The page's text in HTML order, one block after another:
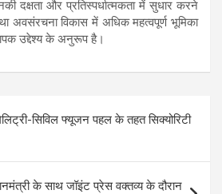
दक्षता और प्रतिस्पर्धात्मकता में सुधार करने
विकास में अधिक महत्वपूर्ण भूमिका
उद्देश्य के अनुरूप है।
सिविल फ्यूजन पहल के तहत सिक्योरिटी
के साथ जॉइंट प्रेस वक्तव्य के दौरान